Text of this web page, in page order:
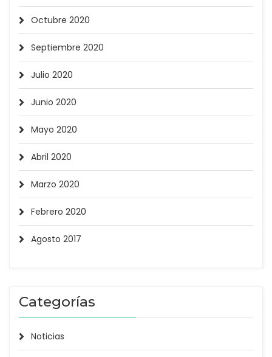
Octubre 2020
Septiembre 2020
Julio 2020
Junio 2020
Mayo 2020
Abril 2020
Marzo 2020
Febrero 2020
Agosto 2017
Categorías
Noticias